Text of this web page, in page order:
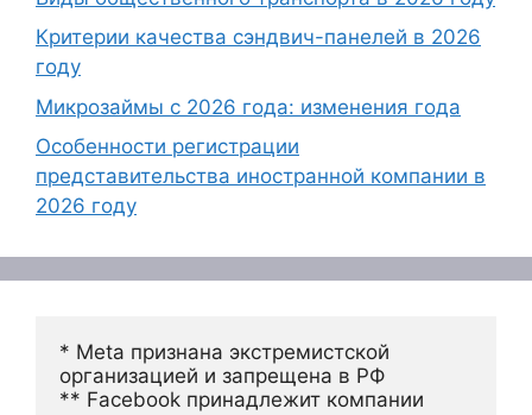
Критерии качества сэндвич-панелей в 2026
году
Микрозаймы с 2026 года: изменения года
Особенности регистрации
представительства иностранной компании в
2026 году
* Meta признана экстремистской
организацией и запрещена в РФ
** Facebook принадлежит компании